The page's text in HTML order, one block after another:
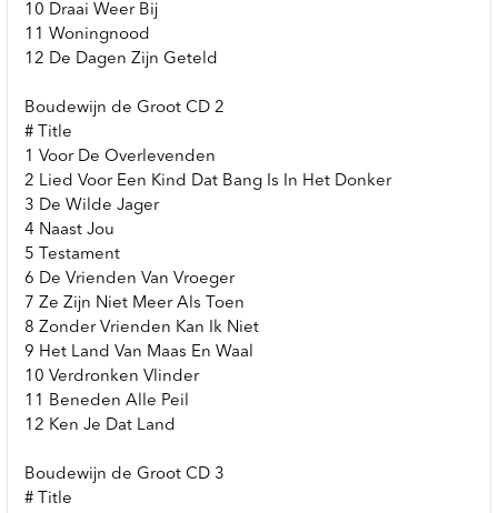
10 Draai Weer Bij
11 Woningnood
12 De Dagen Zijn Geteld
Boudewijn de Groot CD 2
# Title
1 Voor De Overlevenden
2 Lied Voor Een Kind Dat Bang Is In Het Donker
3 De Wilde Jager
4 Naast Jou
5 Testament
6 De Vrienden Van Vroeger
7 Ze Zijn Niet Meer Als Toen
8 Zonder Vrienden Kan Ik Niet
9 Het Land Van Maas En Waal
10 Verdronken Vlinder
11 Beneden Alle Peil
12 Ken Je Dat Land
Boudewijn de Groot CD 3
# Title